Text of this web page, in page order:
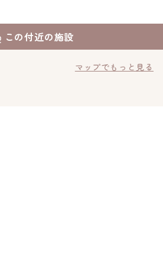
この付近の施設
マップでもっと見る